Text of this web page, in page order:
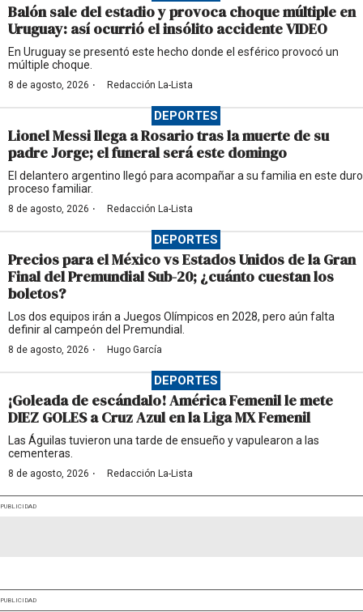
Balón sale del estadio y provoca choque múltiple en
Uruguay: así ocurrió el insólito accidente VIDEO
En Uruguay se presentó este hecho donde el esférico provocó un
múltiple choque.
8 de agosto, 2026 · Redacción La-Lista
DEPORTES
Lionel Messi llega a Rosario tras la muerte de su
padre Jorge; el funeral será este domingo
El delantero argentino llegó para acompañar a su familia en este duro
proceso familiar.
8 de agosto, 2026 · Redacción La-Lista
DEPORTES
Precios para el México vs Estados Unidos de la Gran
Final del Premundial Sub-20; ¿cuánto cuestan los
boletos?
Los dos equipos irán a Juegos Olímpicos en 2028, pero aún falta
definir al campeón del Premundial.
8 de agosto, 2026 · Hugo García
DEPORTES
¡Goleada de escándalo! América Femenil le mete
DIEZ GOLES a Cruz Azul en la Liga MX Femenil
Las Águilas tuvieron una tarde de ensueño y vapulearon a las
cementeras.
8 de agosto, 2026 · Redacción La-Lista
PUBLICIDAD
PUBLICIDAD